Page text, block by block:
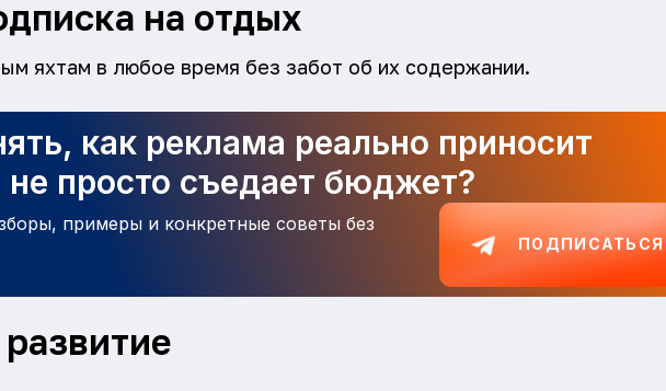
на отдых
яхтам в любое время без забот об их содержании.
как реклама реально приносит
не просто съедает бюджет?
примеры и конкретные советы без
ПОДПИСАТЬСЯ